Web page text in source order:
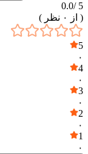
5 /
0.0
( از
۰ نظر )
5
۰
4
۰
3
۰
2
۰
1
۰